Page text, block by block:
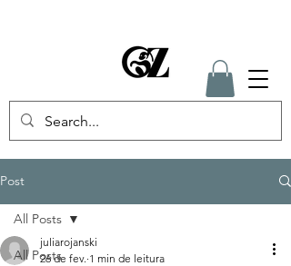
Post
All Posts
All Posts
juliarojanski
26 de fev. 1 min de leitura